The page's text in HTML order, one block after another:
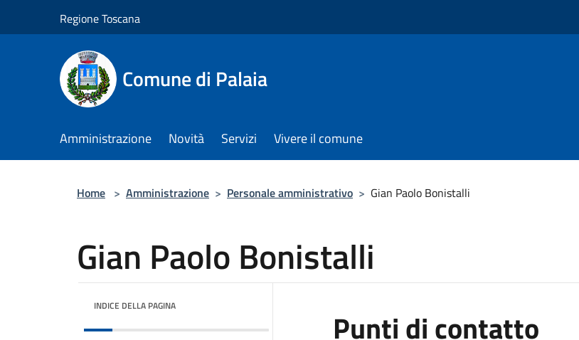
Regione Toscana
Comune di Palaia
Amministrazione Novità Servizi Vivere il comune
Home > Amministrazione > Personale amministrativo > Gian Paolo Bonistalli
Gian Paolo Bonistalli
INDICE DELLA PAGINA
Punti di contatto